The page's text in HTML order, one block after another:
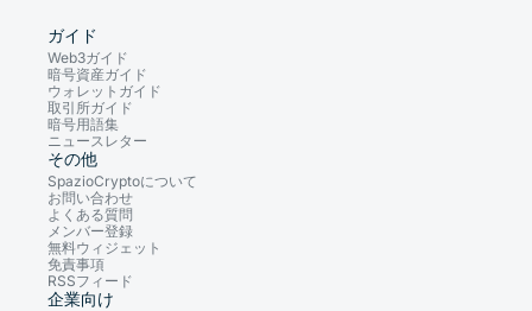
ガイド
Web3ガイド
暗号資産ガイド
ウォレットガイド
取引所ガイド
暗号用語集
ニュースレター
その他
SpazioCryptoについて
お問い合わせ
よくある質問
メンバー登録
無料ウィジェット
免責事項
RSSフィード
企業向け